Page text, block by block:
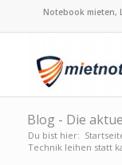
Notebook mieten,
Blog - Die
Du bist hier:
Technik leihen statt